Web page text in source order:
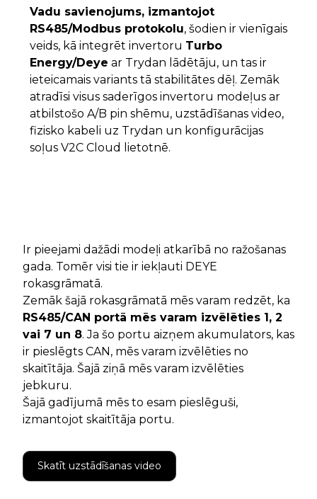
Vadu savienojums, izmantojot
RS485/Modbus protokolu, šodien ir vienīgais
veids, kā integrēt invertoru Turbo
Energy/Deye ar Trydan lādētāju, un tas ir
ieteicamais variants tā stabilitātes dēļ. Zemāk
atradīsi visus saderīgos invertoru modeļus ar
atbilstošo A/B pin shēmu, uzstādīšanas video,
fizisko kabeli uz Trydan un konfigurācijas
soļus V2C Cloud lietotnē.
Ir pieejami dažādi modeļi atkarībā no ražošanas
gada. Tomēr visi tie ir iekļauti DEYE
rokasgrāmatā.
Zemāk šajā rokasgrāmatā mēs varam redzēt, ka
RS485/CAN portā mēs varam izvēlēties 1, 2
vai 7 un 8. Ja šo portu aizņem akumulators, kas
ir pieslēgts CAN, mēs varam izvēlēties no
skaitītāja. Šajā ziņā mēs varam izvēlēties
jebkuru.
Šajā gadījumā mēs to esam pieslēguši,
izmantojot skaitītāja portu.
Skatīt uzstādīšanas video